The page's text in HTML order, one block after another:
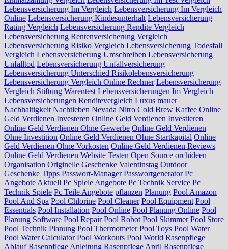
Lebensversicherung Im Vergleich Lebensversicherung Im Vergleich
Online Lebensversicherung Kindesunterhalt Lebensversicherung
Rating Vergleich Lebensversicherung Rendite Vergleich
Lebensversicherung Rentenversicherung Vergleich
Lebensversicherung Risiko Vergleich Lebensversicherung Todesfall
Vergleich Lebensversicherung Umschreiben Lebensversicherung
Unfalltod Lebensversicherung Unfallversicherung
Lebensversicherung Unterschied Risikolebensversicherung
Lebensversicherung Vergleich Online Rechner Lebensversicherung
Vergleich Stiftung Warentest Lebensversicherungen Im Vergleich
Lebensversicherungen Renditevergleich Luxus mauer
Nachhaltigkeit Nachtleben Nevada Nitro Cold Brew Kaffee Online
Geld Verdienen Investeren Online Geld Verdienen Investieren
Online Geld Verdienen Ohne Gewerbe Online Geld Verdienen
Ohne Investition Online Geld Verdienen Ohne Startkapital Online
Geld Verdienen Ohne Vorkosten Online Geld Verdienen Reviews
Online Geld Verdienen Website Testen Open Source orchideen
Organisation Originelle Geschenke Valentinstag Outdoor
Geschenke Tipps Passwort-Manager Passwortgenerator Pc
Angebote Aktuell Pc Spiele Angebote Pc Technik Service Pc
Technik Spiele Pc Teile Angebote pflanzen Planung Pool Amazon
Pool And Spa Pool Chlorine Pool Cleaner Pool Equipment Pool
Essentials Pool Installation Pool Online Pool Planung Online Pool
Planung Software Pool Repair Pool Robot Pool Skimmer Pool Store
Pool Technik Planung Pool Thermometer Pool Toys Pool Water
Pool Water Calculator Pool Workouts Pool World Rasenpflege
Ablauf Rasenpflege Anleitung Rasenpflege April Rasenpflege